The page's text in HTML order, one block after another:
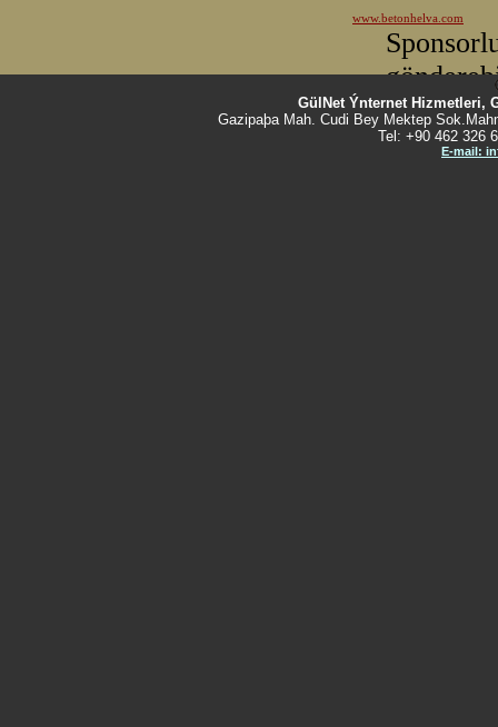
GülNet Ýnternet Hizmetleri,
Gazipaþa Mah. Cudi Bey Mektep
Tel: +90 462 326
E-mail: